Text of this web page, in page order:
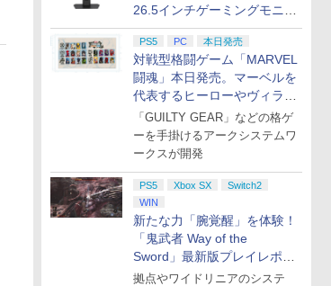
26.5インチゲーミングモニタ
ー「ROG Strix OLED
XG27ACDMS」限定モデルも
お買い得
PS5 PC 本日発売
対戦型格闘ゲーム「MARVEL
闘魂」本日発売。マーベルを
代表するヒーローやヴィラン
たちが登場
「GUILTY GEAR」などの格ゲ
ーを手掛けるアークシステムワ
ークスが開発
PS5 Xbox SX
Switch2
WIN
新たな力「腕覚醒」を体験！
「鬼武者 Way of the
Sword」最新版プレイレポー
ト
拠点やワイドリニアのシステ